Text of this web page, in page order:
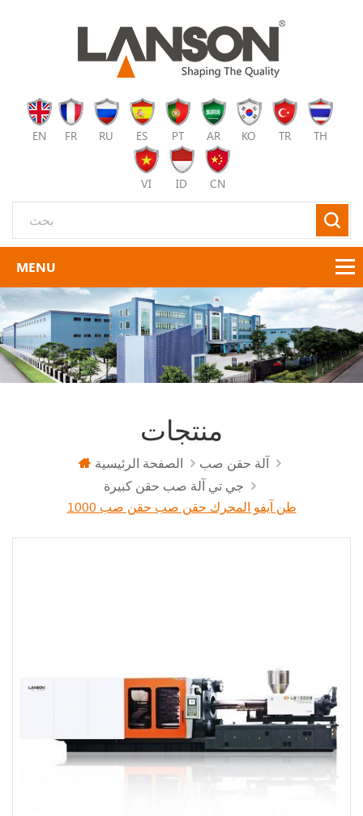
EN FR RU ES PT AR KO TR TH
VI ID CN
منتجات
الصفحة الرئيسية
آلة حقن صب
جي تي آلة صب حقن كبيرة
1000 طن آيفو المحرك حقن صب حقن صب